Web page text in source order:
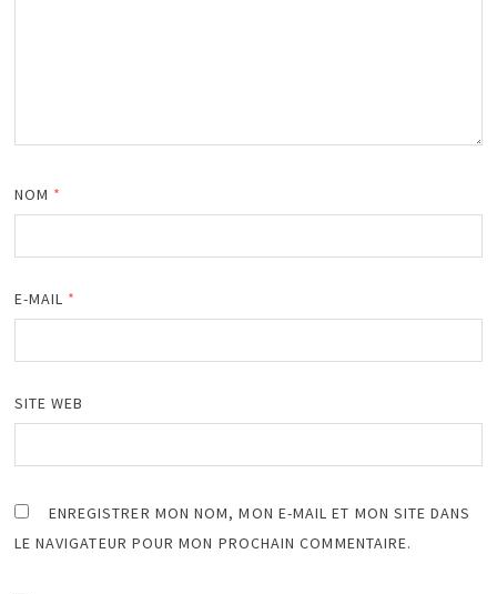
NOM *
E-MAIL *
SITE WEB
ENREGISTRER MON NOM, MON E-MAIL ET MON SITE DANS
LE NAVIGATEUR POUR MON PROCHAIN COMMENTAIRE.